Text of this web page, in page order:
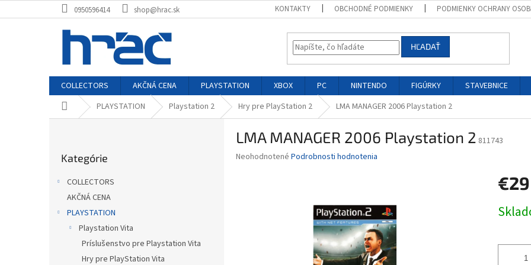
na
0950596414 shop@hrac.sk KONTAKTY OBCHODNÉ PODMIENKY PODMIENKY OCHRANY
HĽADAŤ
COLLECTORS AKČNÁ CENA PLAYSTATION XBOX PC NINTENDO FIGÚRKY STAVEBNICE
DomovPLAYSTATION Playstation 2 Hry pre PlayStation 2 LMA MANAGER 2006 Playstation 2
kategórie
Kategórie
COLLECTORS
AKČNÁ CENA
PLAYSTATION
Playstation Vita
Príslušenstvo pre Playstation Vita
Hry pre PlayStation Vita
LMA MANAGER 2006 Playstation 2 811743
Priemerné
Neohodnotené Podrobnosti hodnotenia
€29
cena: